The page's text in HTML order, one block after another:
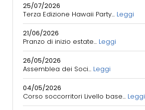
25/07/2026
Terza Edizione Hawaii Party... Leggi
21/06/2026
Pranzo di inizio estate... Leggi
26/05/2026
Assemblea dei Soci... Leggi
04/05/2026
Corso soccorritori Livello base... Leggi